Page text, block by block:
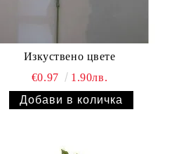
Изкуствено цвете
€0.97
1.90лв.